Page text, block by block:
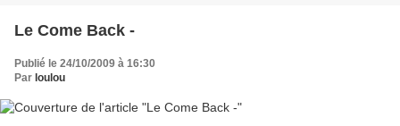
Le Come Back -
Publié le 24/10/2009 à 16:30
Par loulou